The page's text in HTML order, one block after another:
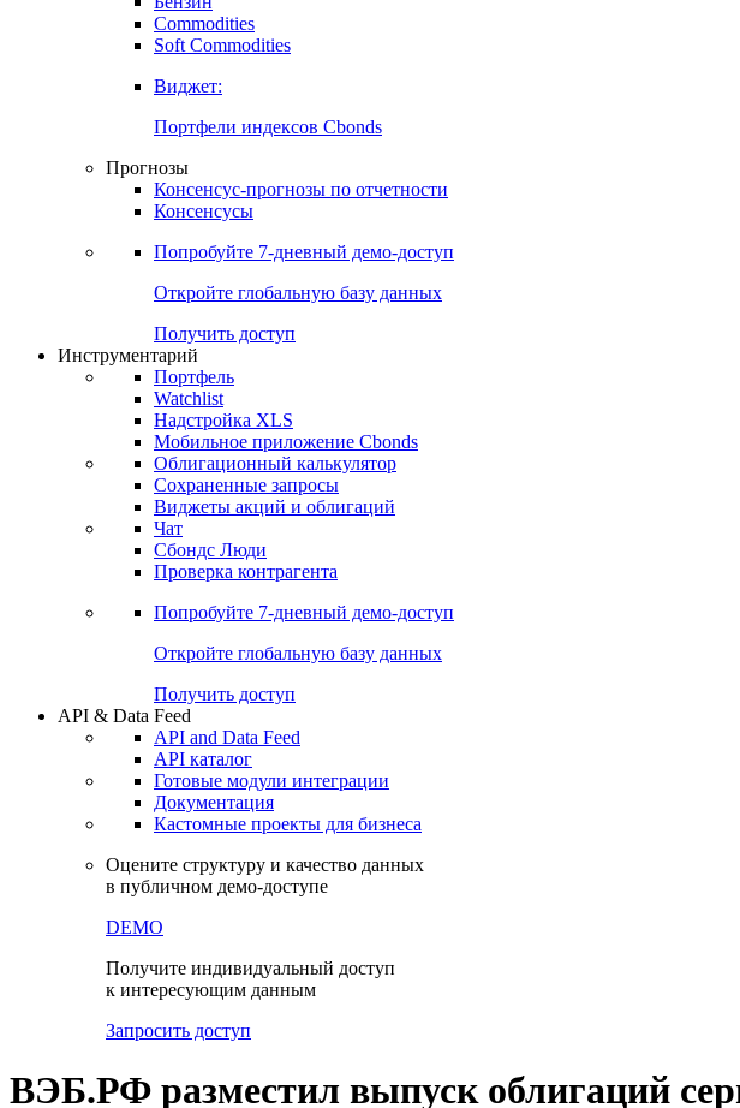
Commodities
Золото
Нефть
Бензин
Commodities
Soft Commodities
Виджет:
Портфели индексов Cbonds
Прогнозы
Консенсус-прогнозы по отчетности
Консенсусы
Попробуйте7-дневный
Откройте глобальную базу данных
Получить доступ
Инструментарий
Портфель
Watchlist
Надстройка XLS
Мобильное приложение Cbonds
Облигационный калькулятор
Сохраненные запросы
Виджеты акций и облигаций
Чат
Сбондс Люди
Проверка контрагента
Попробуйте7-дневный
Откройте глобальную базу данных
Получить доступ
API & Data Feed
API and Data Feed
API каталог
Документация
Кастомные проекты для бизнеса
Оцените структуру и качество данных
в публичном демо-доступе
DEMO
Получите индивидуальный доступ